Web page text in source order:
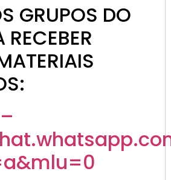
GRUPOS DO
RECEBER